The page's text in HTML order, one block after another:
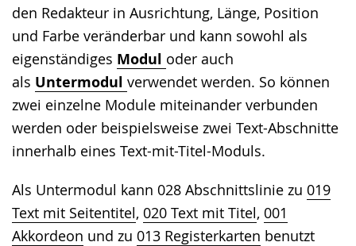
den Redakteur in Ausrichtung, Länge, Position
und Farbe veränderbar und kann sowohl als
eigenständiges Modul oder auch
als Untermodul verwendet werden. So können
zwei einzelne Module miteinander verbunden
werden oder beispielsweise zwei Text-Abschnitte
innerhalb eines Text-mit-Titel-Moduls.
Als Untermodul kann 028 Abschnittslinie zu 019
Text mit Seitentitel, 020 Text mit Titel, 001
Akkordeon und zu 013 Registerkarten benutzt